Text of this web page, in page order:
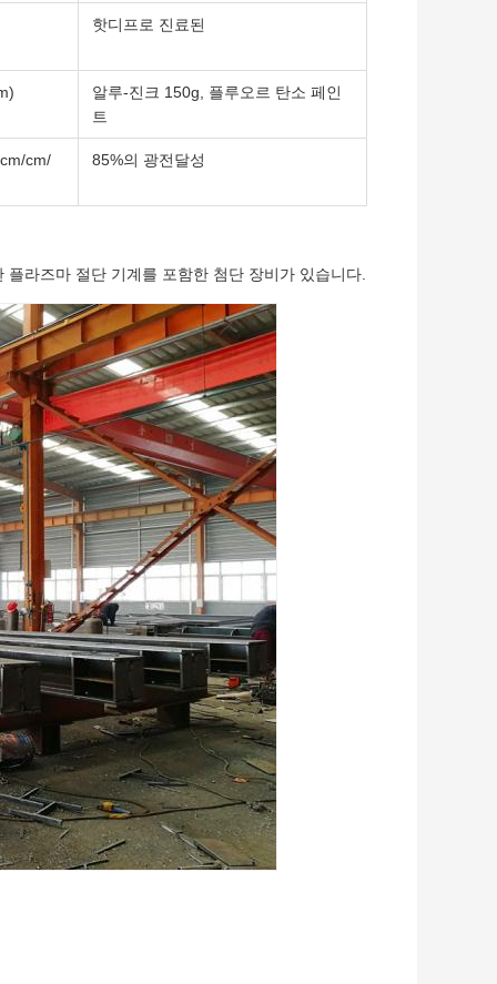
핫디프로 진료된
알루-진크 150g, 플루오르 탄소 페인
트
cm/ 85%의 광전달성
라즈마 절단 기계를 포함한 첨단 장비가 있습니다.